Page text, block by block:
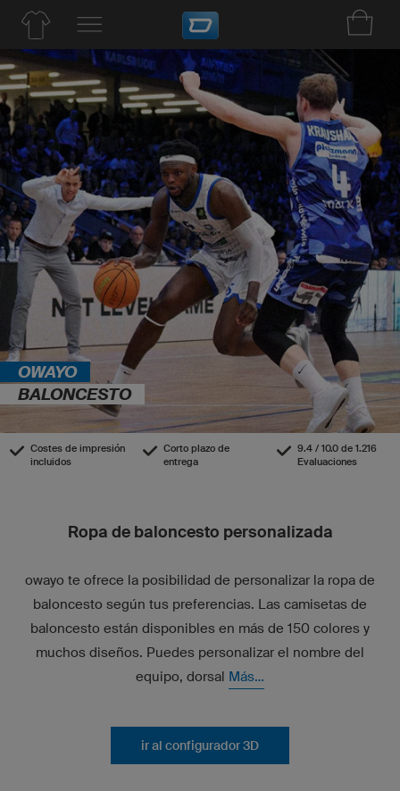
OWAYO
BALONCESTO
Costes de impresión
incluidos
Corto plazo de
entrega
9.4 / 10.0 de 1.216
Evaluaciones
Ropa de baloncesto personalizada
owayo te ofrece la posibilidad de personalizar la ropa de
baloncesto según tus preferencias. Las camisetas de
baloncesto están disponibles en más de 150 colores y
muchos diseños. Puedes personalizar el nombre del
equipo, dorsal Más...
ir al configurador 3D